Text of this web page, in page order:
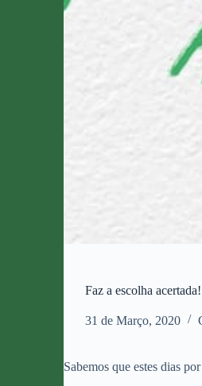
Faz a escolha
31 de Março, 2020
Sabemos que estes dias